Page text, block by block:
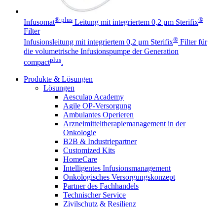
Infusomat® plus Leitung mit integriertem 0,2 μm Sterifix®
Filter
Infusionsleitung mit integriertem 0,2 μm Sterifix® Filter für
die volumetrische Infusionspumpe der Generation
compactplus.
Produkte & Lösungen
Lösungen
Aesculap Academy
Agile OP-Versorgung
Ambulantes Operieren
Arzneimitteltherapiemanagement in der
Onkologie​
B2B & Industriepartner
Customized Kits
HomeCare
Intelligentes Infusionsmanagement
Onkologisches Versorgungskonzept
Partner des Fachhandels
Technischer Service
Zivilschutz & Resilienz